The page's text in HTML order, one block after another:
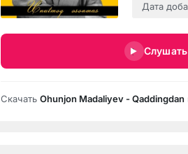
Дата
Слушать
Скачать Ohunjon Madaliyev - Qaddingdan